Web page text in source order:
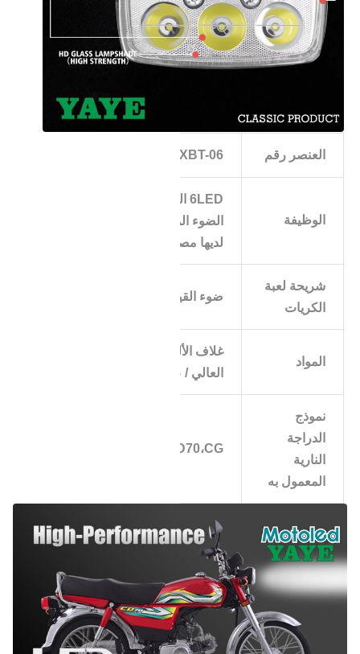
العنصر رقم XBT-06
الوظيفة
الضوء المنخفض،حافة ضوء القيادة
لديها مصباح الماء الأزرق ولها RGB
شريحة لعبة
الكريات
ضوء القيود عالية الطاقة
المواد
غلاف الألومنيوم ذو التوصيل الحراري
العالي / عاكس بلاستيكي / زجاج HD
نموذج
الدراجة
النارية
المعمول به
CD70،CGصغير 125